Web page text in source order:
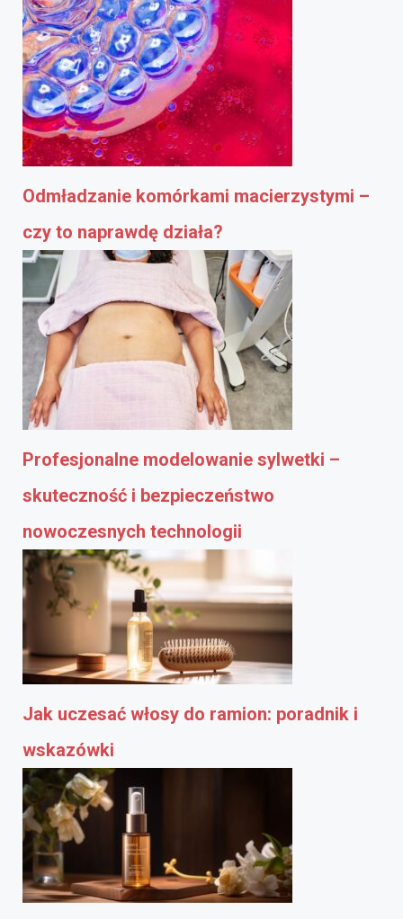
Odmładzanie komórkami macierzystymi –
czy to naprawdę działa?
Profesjonalne modelowanie sylwetki –
skuteczność i bezpieczeństwo
nowoczesnych technologii
Jak uczesać włosy do ramion: poradnik i
wskazówki